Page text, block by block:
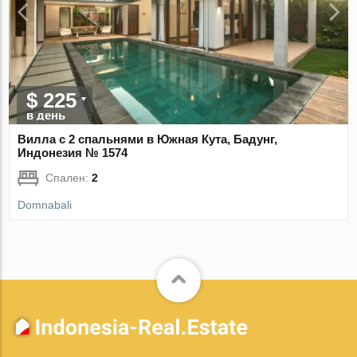
$ 225
в день
Вилла с 2 спальнями в Южная Кута, Бадунг,
Индонезия № 1574
Спален:2
Domnabali